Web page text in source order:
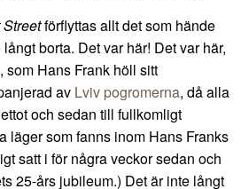
förflyttas allt det som hände
borta. Det var här! Det var här,
som Hans Frank höll sitt
av Lviv pogromerna, då alla
och sedan till fullkomligt
läger som fanns inom Hans Franks
satt i för några veckor sedan och
25-års jubileum.) Det är inte långt